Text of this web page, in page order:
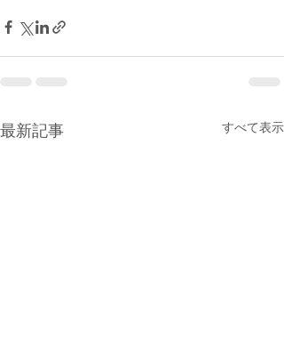
最新記事 すべて表示